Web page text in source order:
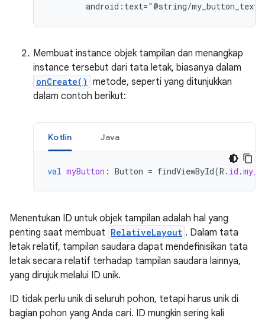
android:text="@string/
Membuat instance objek tampilan dan menangkap
instance tersebut dari tata letak, biasanya dalam
onCreate() metode, seperti yang ditunjukkan
dalam contoh berikut:
Kotlin Java
val myButton : Button = findViewById(R . id .
Menentukan ID untuk objek tampilan adalah hal yang
penting saat membuat RelativeLayout . Dalam tata
letak relatif, tampilan saudara dapat mendefinisikan tata
letak secara relatif terhadap tampilan saudara lainnya,
yang dirujuk melalui ID unik.
ID tidak perlu unik di seluruh pohon, tetapi harus unik di
bagian pohon yang Anda cari. ID mungkin sering kali